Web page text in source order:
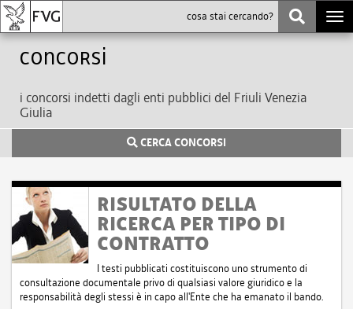
Concorsi
i concorsi indetti dagli enti pubblici del Friuli Venezia
Giulia
CERCA CONCORSI
RISULTATO DELLA
RICERCA PER TIPO DI
CONTRATTO
I testi pubblicati costituiscono uno strumento di
consultazione documentale privo di qualsiasi valore giuridico e la
responsabilità degli stessi è in capo all'Ente che ha emanato il bando.